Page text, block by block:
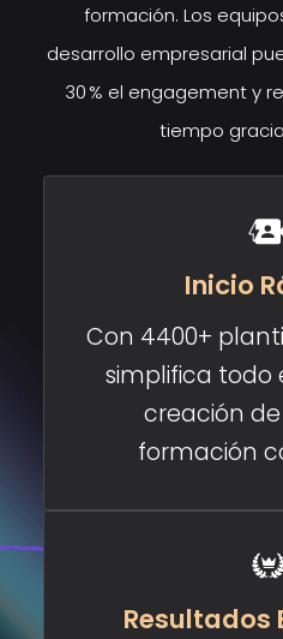
formación. Los
desarrollo empresarial
30 % el engagement y
tiempo
Inicio
Con 4400+
simplifica todo
creación
formación
Resultados